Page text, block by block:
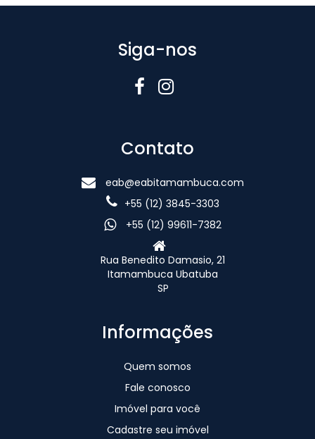
Siga-nos
Contato
eab@eabitamambuca.com
+55 (12) 3845-3303
+55 (12) 99611-7382
Rua Benedito Damasio, 21
Itamambuca Ubatuba
SP
Informações
Quem somos
Fale conosco
Imóvel para você
Cadastre seu imóvel